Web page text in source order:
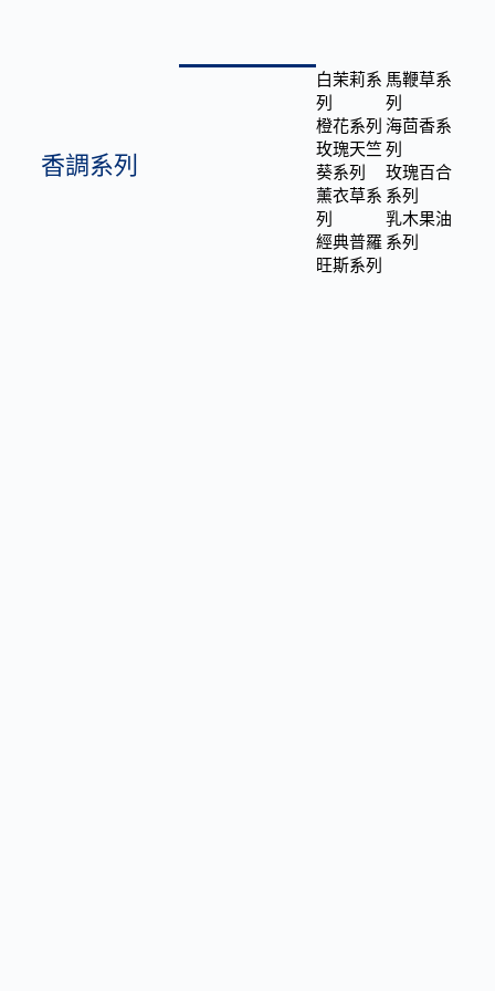
香調系列
白茉莉系
列
橙花系列
玫瑰天竺
葵系列
薰衣草系
列
經典普羅
旺斯系列
馬鞭草系
列
海茴香系
列
玫瑰百合
系列
乳木果油
系列